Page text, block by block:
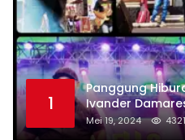
1
Panggung
Ivander
Warga
Mei 19, 2024